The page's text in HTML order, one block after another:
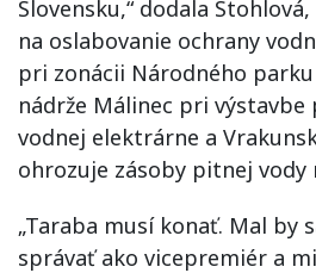
Slovensku,“ dodala
na oslabovanie ochrany
pri zonácii Národného
nádrže Málinec pri výstavbe
vodnej elektrárne a
ohrozuje zásoby pitnej vody
„Taraba musí konať. Mal by
správať ako vicepremiér a